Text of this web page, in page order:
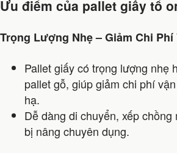
Ưu điểm của pallet giấy tổ
Trọng Lượng Nhẹ – Giảm Chi Phí
Pallet giấy có trọng lượng nhẹ
pallet gỗ, giúp giảm chi phí
hạ.
Dễ dàng di chuyển, xếp
bị nâng chuyên dụng.